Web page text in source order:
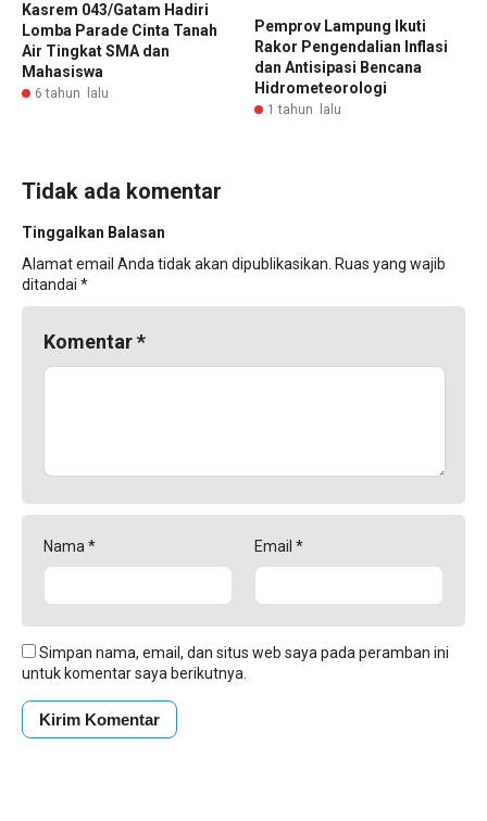
Kasrem 043/Gatam Hadiri
Lomba Parade Cinta Tanah
Air Tingkat SMA dan
Mahasiswa
6 tahun lalu
Pemprov Lampung Ikuti
Rakor Pengendalian Inflasi
dan Antisipasi Bencana
Hidrometeorologi
1 tahun lalu
Tidak ada komentar
Tinggalkan Balasan
Alamat email Anda tidak akan dipublikasikan. Ruas yang wajib
ditandai *
Komentar*
Nama * Email *
Simpan nama, email, dan situs web saya pada peramban ini
untuk komentar saya berikutnya.